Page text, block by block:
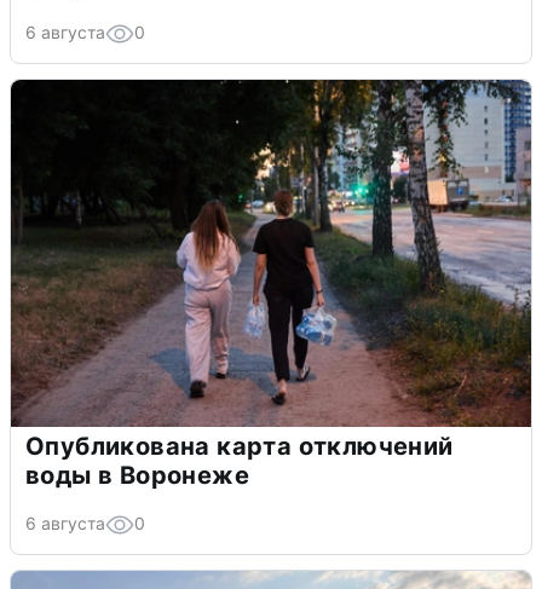
6 августа 0
Опубликована карта отключений
воды в Воронеже
6 августа 0